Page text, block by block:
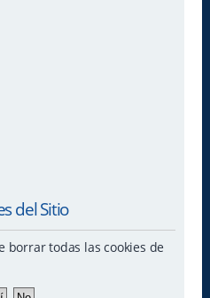
del Sitio
borrar todas las cookies de